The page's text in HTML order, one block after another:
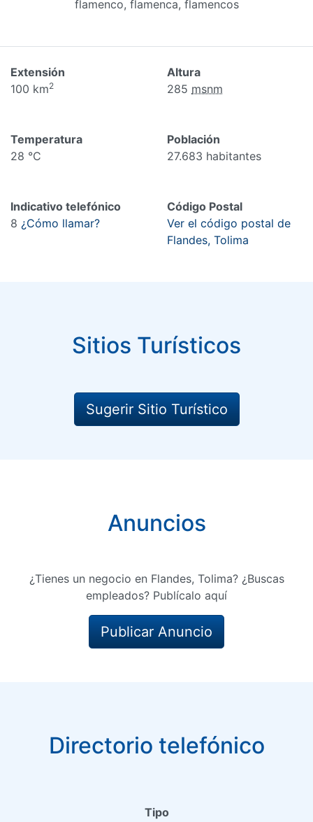
flamenco, flamenca, flamencos
Extensión
100 km2
Altura
285 msnm
Temperatura
28 °C
Población
27.683 habitantes
Indicativo telefónico
8 ¿Cómo llamar?
Código Postal
Ver el código postal de
Flandes, Tolima
Sitios Turísticos
Sugerir Sitio Turístico
Anuncios
¿Tienes un negocio en Flandes, Tolima? ¿Buscas
empleados? Publícalo aquí
Publicar Anuncio
Directorio telefónico
Tipo